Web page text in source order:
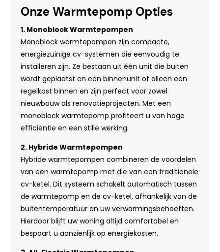
Onze Warmtepomp Opties
1. Monoblock Warmtepompen
Monoblock warmtepompen zijn compacte,
energiezuinige cv-systemen die eenvoudig te
installeren zijn. Ze bestaan uit één unit die buiten
wordt geplaatst en een binnenunit of alleen een
regelkast binnen en zijn perfect voor zowel
nieuwbouw als renovatieprojecten. Met een
monoblock warmtepomp profiteert u van hoge
efficiëntie en een stille werking.
2. Hybride Warmtepompen
Hybride warmtepompen combineren de voordelen
van een warmtepomp met die van een traditionele
cv-ketel. Dit systeem schakelt automatisch tussen
de warmtepomp en de cv-ketel, afhankelijk van de
buitentemperatuur en uw verwarmingsbehoeften.
Hierdoor blijft uw woning altijd comfortabel en
bespaart u aanzienlijk op energiekosten.